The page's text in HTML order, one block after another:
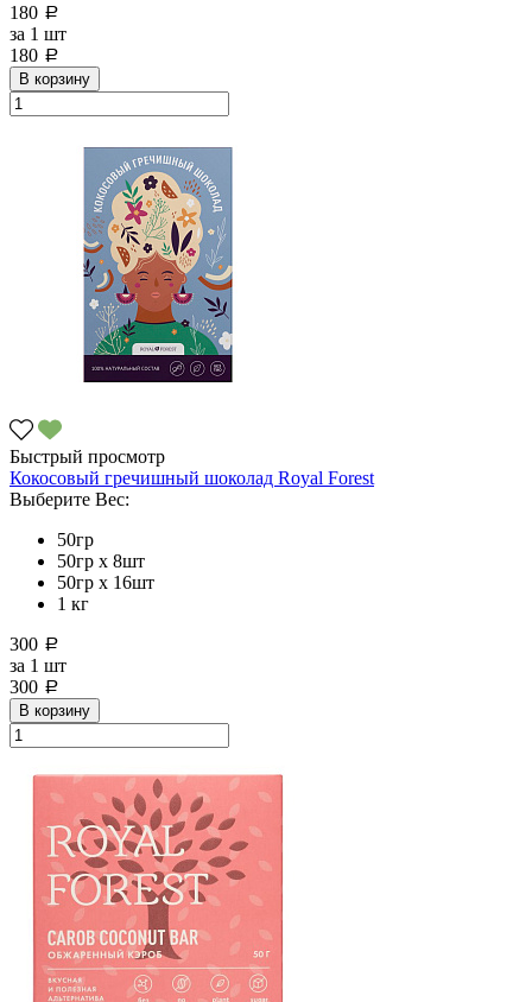
180 a
за 1 шт
180 a
В корзину
Быстрый просмотр
Кокосовый гречишный шоколад Royal Forest
Выберите Вес:
50гр
50гр х 8шт
50гр х 16шт
1 кг
300 a
за 1 шт
300 a
В корзину